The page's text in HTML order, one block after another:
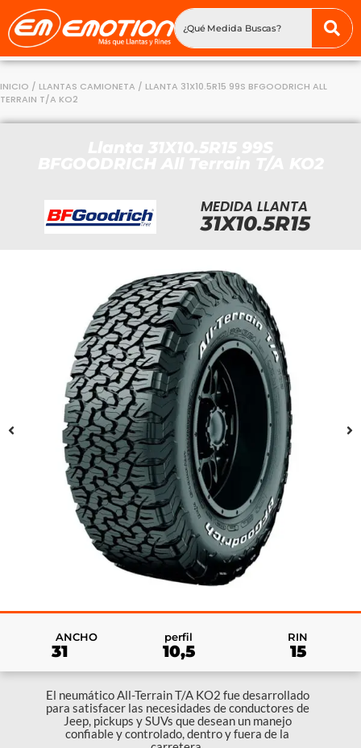
INICIO / LLANTAS CAMIONETA / LLANTA 31X10.5R15 99S BFGOODRICH ALL
TERRAIN T/A KO2
MEDIDA LLANTA
31X10.5R15
ANCHO
31
perfil
10,5
RIN
15
El neumático All-Terrain T/A KO2 fue desarrollado
para satisfacer las necesidades de conductores de
Jeep, pickups y SUVs que desean un manejo
confiable y controlado, dentro y fuera de la